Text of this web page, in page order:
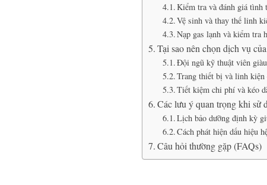
Kiểm tra và đánh giá tình
Vệ sinh và thay thế linh
Nạp gas lạnh và kiểm tra
Tại sao nên chọn dịch vụ
Đội ngũ kỹ thuật viên
Trang thiết bị và linh kiện
Tiết kiệm chi phí và kéo
Các lưu ý quan trọng khi sử
Lịch bảo dưỡng định kỳ
Cách phát hiện dấu hiệu
Câu hỏi thường gặp (FAQs)